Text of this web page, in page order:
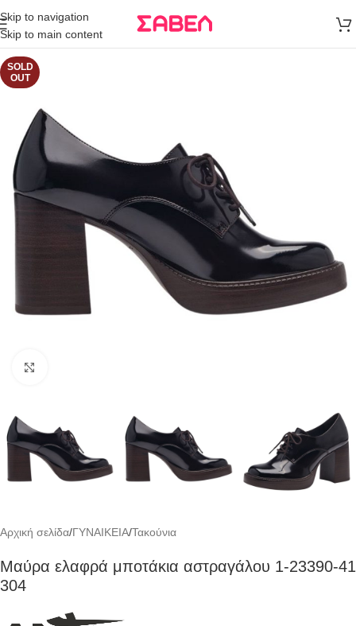
Skip to navigation
Skip to main content
άνω των 80€
Παραγγελία
SOLD
OUT
Αρχική σελίδα/ΓΥΝΑΙΚΕΙΑ/Τακούνια
Μαύρα ελαφρά μποτάκια αστραγάλου 1-23390-41
304